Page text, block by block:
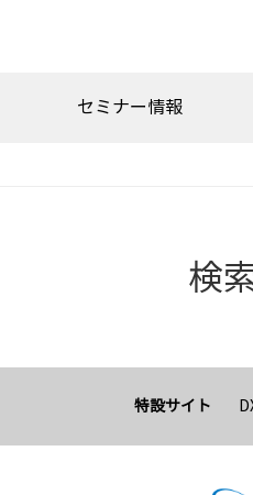
セミナー情報
検
特設サイト